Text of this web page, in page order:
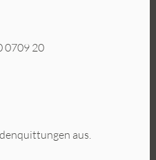
0709 20
aus.